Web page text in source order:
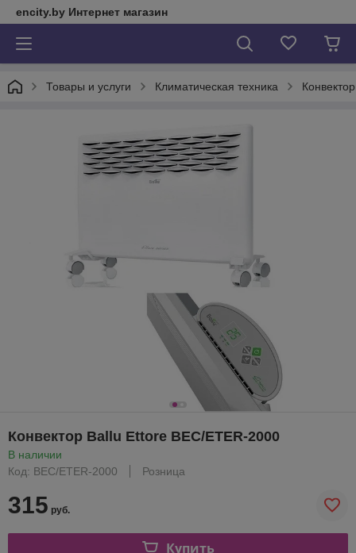
encity.by Интернет магазин
Товары и услуги Климатическая техника
Конвектор Ballu Ettore BEC/ETER-2000
В наличии
Код: BEC/ETER-2000
Розница
315 руб.
Купить